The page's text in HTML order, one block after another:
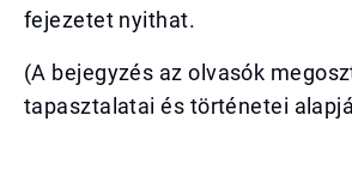
fejezetet nyithat.
(A bejegyzés az olvasók
tapasztalatai és történetei